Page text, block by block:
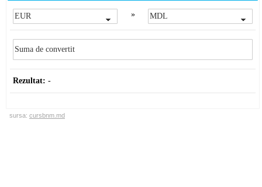
»
Rezultat: -
sursa: cursbnm.md